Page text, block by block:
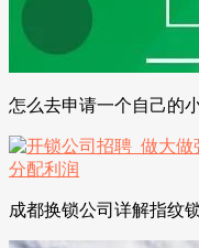
怎么去申请一个自己的
成都换锁公司详解指纹